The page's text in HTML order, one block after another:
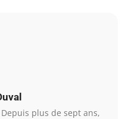
plus de sept ans,